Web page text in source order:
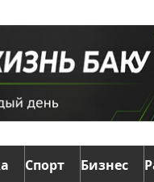
Спорт Бизнес